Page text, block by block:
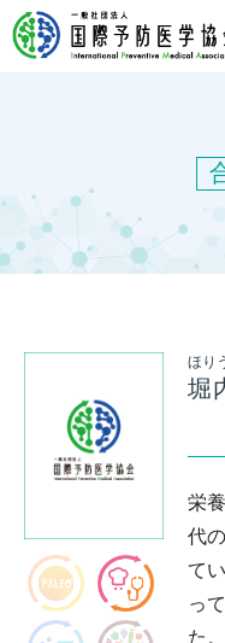
ほり
堀
栄
代
て
っ
た